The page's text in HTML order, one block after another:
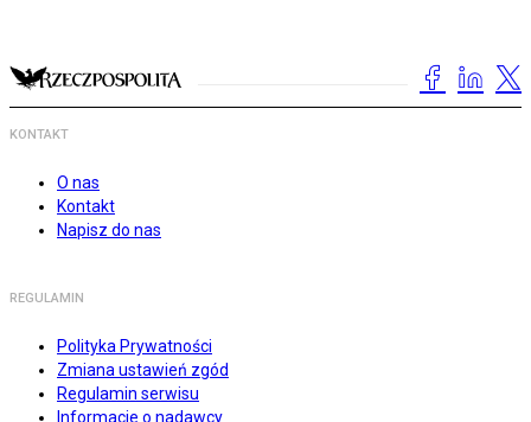
KONTAKT
O nas
Kontakt
Napisz do nas
REGULAMIN
Polityka Prywatności
Zmiana ustawień zgód
Regulamin serwisu
Informacje o nadawcy